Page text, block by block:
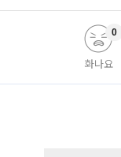
화나요
0